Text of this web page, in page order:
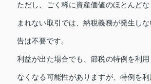
ただし、ごく稀に資産価値のほとんど
まれない取引では、納税義務が発生し
告は不要です。
利益が出た場合でも、節税の特例を利
なくなる可能性がありますが、特例を